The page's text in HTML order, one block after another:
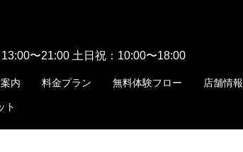
〜21:00 土日祝：10:00〜18:00
内 料金プラン 無料体験フロー 店舗情報
ト